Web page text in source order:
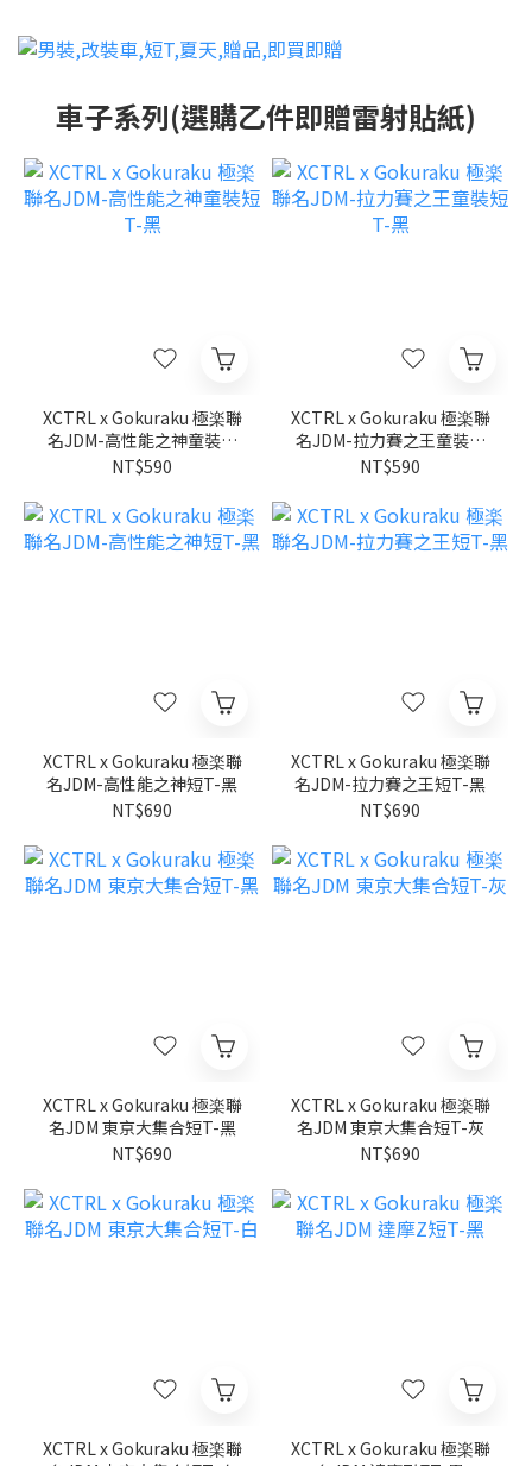
車子系列(選購乙件即贈雷射貼紙)
XCTRL x Gokuraku 極楽聯
名JDM-高性能之神童裝短
T-黑
NT$590
XCTRL x Gokuraku 極楽聯
名JDM-拉力賽之王童裝短
T-黑
NT$590
XCTRL x Gokuraku 極楽聯
名JDM-高性能之神短T-黑
NT$690
XCTRL x Gokuraku 極楽聯
名JDM-拉力賽之王短T-黑
NT$690
XCTRL x Gokuraku 極楽聯
名JDM 東京大集合短T-黑
NT$690
XCTRL x Gokuraku 極楽聯
名JDM 東京大集合短T-灰
NT$690
XCTRL x Gokuraku 極楽聯
XCTRL x Gokuraku 極楽聯